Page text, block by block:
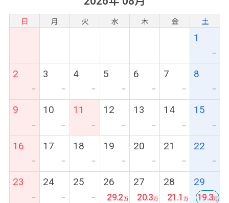
日 月 火 水 木 金 土
1
ー
2
ー
3
ー
4
ー
5
ー
6
ー
7
ー
8
ー
9
ー
10
ー
11
ー
12
ー
13
ー
14
ー
15
ー
16
ー
17
ー
18
ー
19
ー
20
ー
21
ー
22
ー
23
ー
24
ー
25
ー
26
29.2
27
20.3
28
21.1
29
19.3